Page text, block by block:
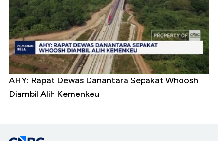
AHY: Rapat Dewas Danantara Sepakat Whoosh
Diambil Alih Kemenkeu